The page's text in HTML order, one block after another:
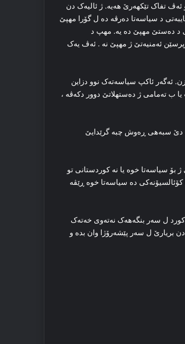
ئه‌ڤ تفاک تێکهه‌رێ هه‌یه‌. ژ ئالیه‌ک دن
د سیاسه‌تا ده‌رڤه‌ ده‌ ل گۆرا مهپێ
د ده‌ستێ مهپێ ده‌ یه‌. مهپ د
ئه‌منیه‌تێ ژ مهپێ نه‌ . ئه‌ڤ یه‌ک
ئه‌گه‌ر ئاکپ سیاسه‌ته‌ک نوو دزاین
یا ب ته‌مامی ژ ده‌ستهلاتێ دوور دکه‌ڤه‌ ،
دێ سبه‌هی ڕه‌وش چبه‌ گرێدایێ
بۆ سیاسه‌تا خوه‌ یا نه‌ کوردستانی تو
ده‌ سیاسه‌تا خوه‌ ڕێڤه‌
کورد ل سه‌ر بنگه‌هه‌ک نه‌ته‌وی خه‌ته‌ک
بریارێ ل سه‌ر پێشه‌رۆژا وان بده‌ و